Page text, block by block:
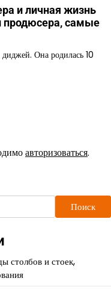
и личная жизнь
продюсера, самые
Она родилась 10
авторизоваться.
Поиск
столбов и стоек,